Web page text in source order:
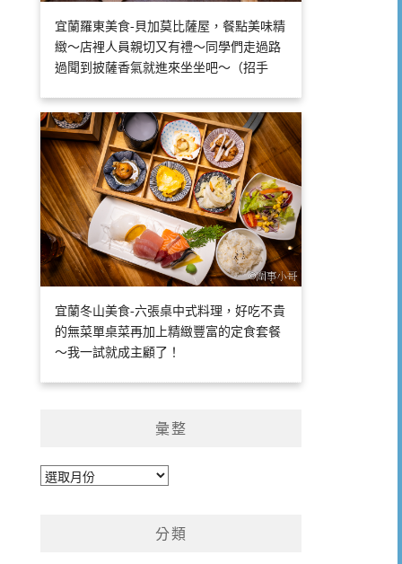
宜蘭羅東美食-貝加莫比薩屋，餐點美味精
緻～店裡人員親切又有禮～同學們走過路
過聞到披薩香氣就進來坐坐吧～（招手
宜蘭冬山美食-六張桌中式料理，好吃不貴
的無菜單桌菜再加上精緻豐富的定食套餐
～我一試就成主顧了！
彙整
彙
分類